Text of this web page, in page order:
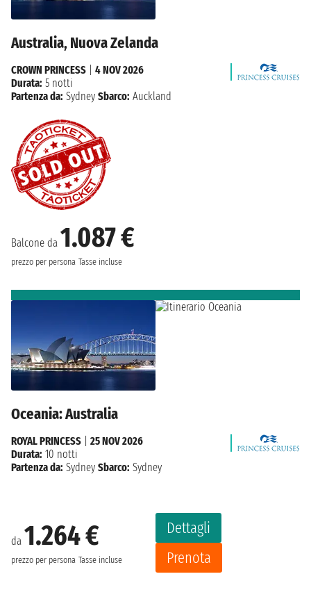
Australia, Nuova Zelanda
Balcone da 1.087 €
prezzo per persona Tasse incluse
CROWN PRINCESS
4 NOV 2026
Durata: 5 notti
Partenza da: Sydney Sbarco: Auckland
Oceania: Australia
da 1.264 €
prezzo per persona Tasse incluse
Dettagli
Prenota
ROYAL PRINCESS
25 NOV 2026
Durata: 10 notti
Partenza da: Sydney Sbarco: Sydney